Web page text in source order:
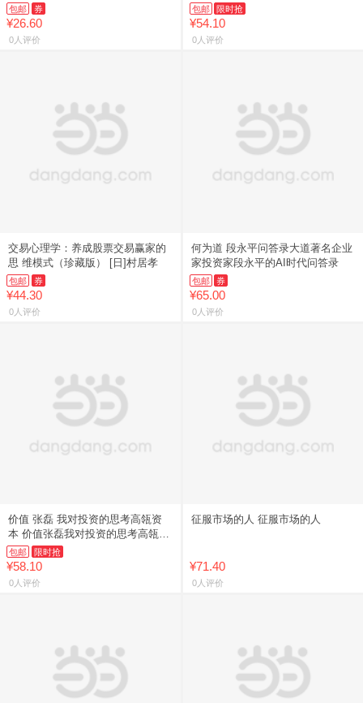
包邮 券
¥26.60
0人评价
包邮 限时抢
¥54.10
0人评价
交易心理学：养成股票交易赢家的
思 维模式（珍藏版） [日]村居孝
包邮 券
¥44.30
0人评价
何为道 段永平问答录大道著名企业
家投资家段永平的AI时代问答录
包邮 券
¥65.00
0人评价
价值 张磊 我对投资的思考高瓴资
本 价值张磊我对投资的思考高瓴资
本
包邮 限时抢
¥58.10
0人评价
征服市场的人 征服市场的人
¥71.40
0人评价